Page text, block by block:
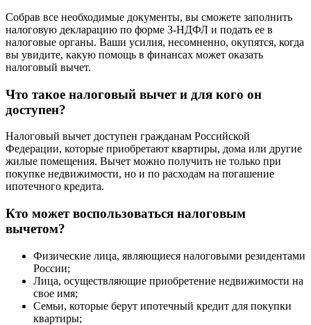
Собрав все необходимые документы, вы сможете заполнить
налоговую декларацию по форме 3-НДФЛ и подать ее в
налоговые органы. Ваши усилия, несомненно, окупятся, когда
вы увидите, какую помощь в финансах может оказать
налоговый вычет.
Что такое налоговый вычет и для кого он
доступен?
Налоговый вычет доступен гражданам Российской
Федерации, которые приобретают квартиры, дома или другие
жилые помещения. Вычет можно получить не только при
покупке недвижимости, но и по расходам на погашение
ипотечного кредита.
Кто может воспользоваться налоговым
вычетом?
Физические лица, являющиеся налоговыми резидентами
России;
Лица, осуществляющие приобретение недвижимости на
свое имя;
Семьи, которые берут ипотечный кредит для покупки
квартиры;